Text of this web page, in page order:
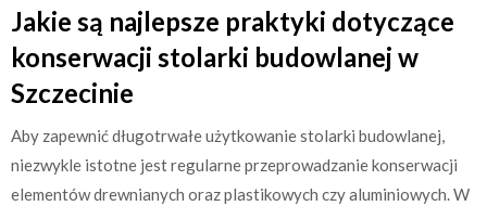
Jakie są najlepsze praktyki dotyczące
konserwacji stolarki budowlanej w
Szczecinie
Aby zapewnić długotrwałe użytkowanie stolarki budowlanej,
niezwykle istotne jest regularne przeprowadzanie konserwacji
elementów drewnianych oraz plastikowych czy aluminiowych. W